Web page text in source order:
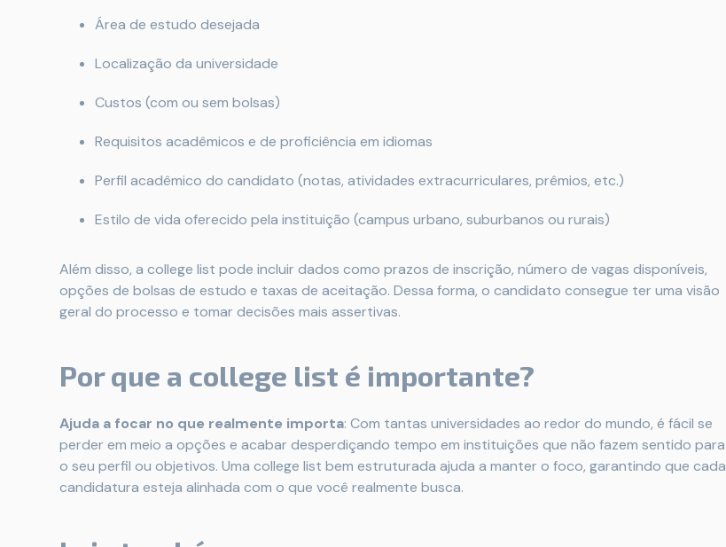
Área de estudo desejada
Localização da universidade
Custos (com ou sem bolsas)
Requisitos acadêmicos e de proficiência em idiomas
Perfil acadêmico do candidato (notas, atividades extracurriculares, prêmios, etc.)
Estilo de vida oferecido pela instituição (campus urbano, suburbanos ou rurais)
Além disso, a college list pode incluir dados como prazos de inscrição, número de vagas disponíveis,
opções de bolsas de estudo e taxas de aceitação. Dessa forma, o candidato consegue ter uma visão
geral do processo e tomar decisões mais assertivas.
Por que a college list é importante?
Ajuda a focar no que realmente importa: Com tantas universidades ao redor do mundo, é fácil se
perder em meio a opções e acabar desperdiçando tempo em instituições que não fazem sentido para
o seu perfil ou objetivos. Uma college list bem estruturada ajuda a manter o foco, garantindo que cada
candidatura esteja alinhada com o que você realmente busca.